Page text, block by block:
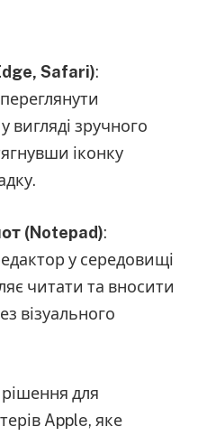
Safari):
вигляді зручного
іконку
(Notepad):
у середовищі
читати та вносити
візуального
для
Apple, яке